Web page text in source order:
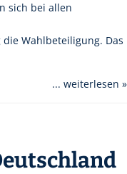
sich bei allen
Wahlbeteiligung. Das
... weiterlesen »